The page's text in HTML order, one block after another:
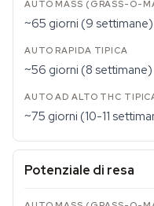
~65 giorni (9 settimane)
~56 giorni (8 settimane)
~75 giorni (10-11
Potenziale di resa